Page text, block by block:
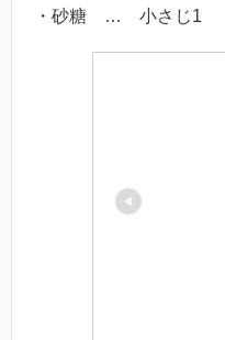
・砂糖 … 小さじ1